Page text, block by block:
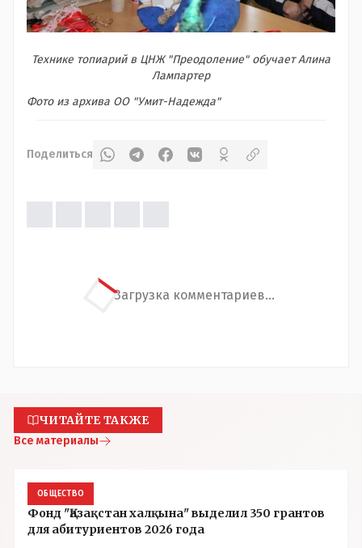
Технике топиарий в ЦНЖ "Преодоление" обучает Алина
Лампартер
Фото из архива ОО "Умит-Надежда"
Поделиться
Загрузка комментариев...
ЧИТАЙТЕ ТАКЖЕ
Все материалы
ОБЩЕСТВО
Фонд "Қазақстан халқына" выделил 350 грантов
для абитуриентов 2026 года